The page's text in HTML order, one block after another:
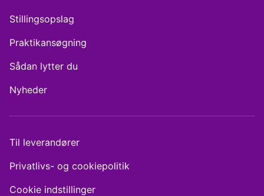
Stillingsopslag
Praktikansøgning
Sådan lytter du
Nyheder
Til leverandører
Privatlivs- og cookiepolitik
Cookie indstillinger